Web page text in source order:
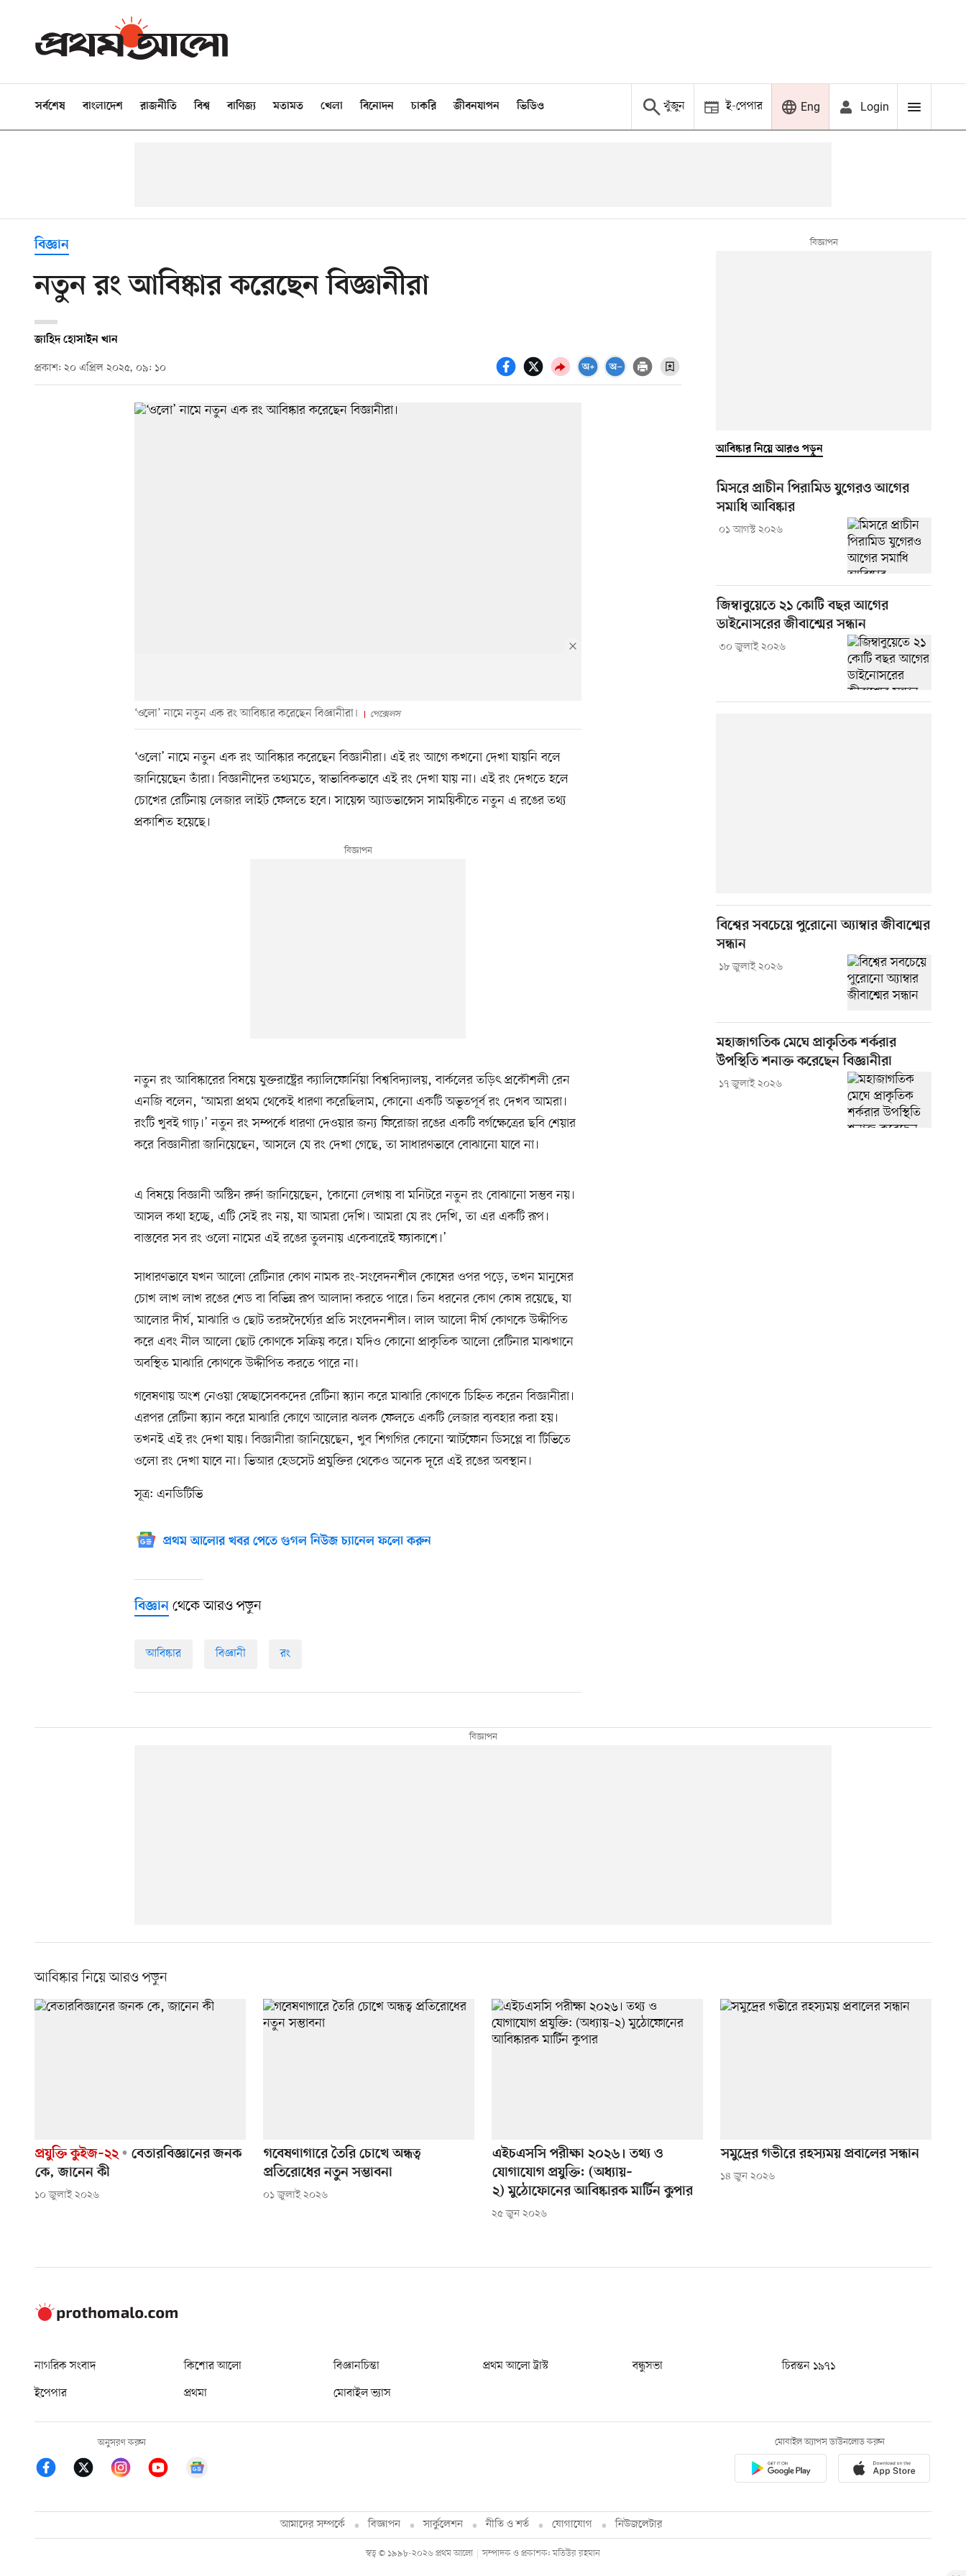
সর্বশেষ বাংলাদেশ রাজনীতি বিশ্ব বাণিজ্য মতামত খেলা বিনোদন চাকরি জীবনযাপন ভিডিও খুঁজুন ই-পেপার Eng Login
বিজ্ঞান
নতুন রং আবিষ্কার করেছেন বিজ্ঞানীরা
জাহিদ হোসাইন খান
প্রকাশ: ২০ এপ্রিল ২০২৫, ০৯: ১০
‘ওলো’ নামে নতুন এক রং আবিষ্কার করেছেন বিজ্ঞানীরা। পেক্সেলস
‘ওলো’ নামে নতুন এক রং আবিষ্কার করেছেন বিজ্ঞানীরা। এই রং আগে কখনো দেখা যায়নি বলে
জানিয়েছেন তাঁরা। বিজ্ঞানীদের তথ্যমতে, স্বাভাবিকভাবে এই রং দেখা যায় না। এই রং দেখতে হলে
চোখের রেটিনায় লেজার লাইট ফেলতে হবে। সায়েন্স অ্যাডভান্সেস সাময়িকীতে নতুন এ রঙের তথ্য
প্রকাশিত হয়েছে।
নতুন রং আবিষ্কারের বিষয়ে যুক্তরাষ্ট্রের ক্যালিফোর্নিয়া বিশ্ববিদ্যালয়, বার্কলের তড়িৎ প্রকৌশলী রেন
এনজি বলেন, ‘আমরা প্রথম থেকেই ধারণা করেছিলাম, কোনো একটি অভূতপূর্ব রং দেখব আমরা।
রংটি খুবই গাঢ়।’ নতুন রং সম্পর্কে ধারণা দেওয়ার জন্য ফিরোজা রঙের একটি বর্গক্ষেত্রের ছবি শেয়ার
করে বিজ্ঞানীরা জানিয়েছেন, আসলে যে রং দেখা গেছে, তা সাধারণভাবে বোঝানো যাবে না।
এ বিষয়ে বিজ্ঞানী অস্টিন রুর্দা জানিয়েছেন, ‘কোনো লেখায় বা মনিটরে নতুন রং বোঝানো সম্ভব নয়।
আসল কথা হচ্ছে, এটি সেই রং নয়, যা আমরা দেখি। আমরা যে রং দেখি, তা এর একটি রূপ।
বাস্তবের সব রং ওলো নামের এই রঙের তুলনায় একেবারেই ফ্যাকাশে।’
সাধারণভাবে যখন আলো রেটিনার কোণ নামক রং-সংবেদনশীল কোষের ওপর পড়ে, তখন মানুষের
চোখ লাখ লাখ রঙের শেড বা বিভিন্ন রূপ আলাদা করতে পারে। তিন ধরনের কোণ কোষ রয়েছে, যা
আলোর দীর্ঘ, মাঝারি ও ছোট তরঙ্গদৈর্ঘ্যের প্রতি সংবেদনশীল। লাল আলো দীর্ঘ কোণকে উদ্দীপিত
করে এবং নীল আলো ছোট কোণকে সক্রিয় করে। যদিও কোনো প্রাকৃতিক আলো রেটিনার মাঝখানে
অবস্থিত মাঝারি কোণকে উদ্দীপিত করতে পারে না।
গবেষণায় অংশ নেওয়া স্বেচ্ছাসেবকদের রেটিনা স্ক্যান করে মাঝারি কোণকে চিহ্নিত করেন বিজ্ঞানীরা।
এরপর রেটিনা স্ক্যান করে মাঝারি কোণে আলোর ঝলক ফেলতে একটি লেজার ব্যবহার করা হয়।
তখনই এই রং দেখা যায়। বিজ্ঞানীরা জানিয়েছেন, খুব শিগগির কোনো স্মার্টফোন ডিসপ্লে বা টিভিতে
ওলো রং দেখা যাবে না। ভিআর হেডসেট প্রযুক্তির থেকেও অনেক দূরে এই রঙের অবস্থান।
সূত্র: এনডিটিভি
প্রথম আলোর খবর পেতে গুগল নিউজ চ্যানেল ফলো করুন
বিজ্ঞান থেকে আরও পড়ুন
আবিষ্কার বিজ্ঞানী রং
আবিষ্কার নিয়ে আরও পড়ুন
মিসরে প্রাচীন পিরামিড যুগেরও আগের
সমাধি আবিষ্কার
০১ আগস্ট ২০২৬
জিম্বাবুয়েতে ২১ কোটি বছর আগের
ডাইনোসরের জীবাশ্মের সন্ধান
৩০ জুলাই ২০২৬
বিশ্বের সবচেয়ে পুরোনো অ্যাম্বার জীবাশ্মের
সন্ধান
১৮ জুলাই ২০২৬
মহাজাগতিক মেঘে প্রাকৃতিক শর্করার
উপস্থিতি শনাক্ত করেছেন বিজ্ঞানীরা
১৭ জুলাই ২০২৬
আবিষ্কার নিয়ে আরও পড়ুন
প্রযুক্তি কুইজ–২২
বেতারবিজ্ঞানের জনক
কে, জানেন কী
১০ জুলাই ২০২৬
গবেষণাগারে তৈরি চোখে অন্ধত্ব
প্রতিরোধের নতুন সম্ভাবনা
০১ জুলাই ২০২৬
এইচএসসি পরীক্ষা ২০২৬। তথ্য ও
যোগাযোগ প্রযুক্তি: (অধ্যায়–
২) মুঠোফোনের আবিষ্কারক মার্টিন কুপার
২৫ জুন ২০২৬
সমুদ্রের গভীরে রহস্যময় প্রবালের সন্ধান
১৪ জুন ২০২৬
নাগরিক সংবাদ কিশোর আলো বিজ্ঞানচিন্তা প্রথম আলো ট্রাস্ট বন্ধুসভা
চিরন্তন ১৯৭১
ইপেপার
প্রথমা মোবাইল ভ্যাস
অনুসরণ করুন মোবাইল অ্যাপস ডাউনলোড করুন
আমাদের সম্পর্কে বিজ্ঞাপন সার্কুলেশন নীতি ও শর্ত যোগাযোগ নিউজলেটার
স্বত্ব © ১৯৯৮-২০২৬ প্রথম আলো সম্পাদক ও প্রকাশক: মতিউর রহমান